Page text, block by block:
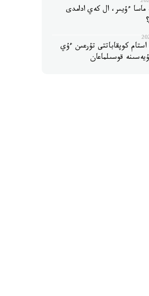
ماسا ءۇيىر، ال كەي ادامدى
10 نان استام كوپقاباتتى تۇرعىن ءۇي
قوسىلماعان